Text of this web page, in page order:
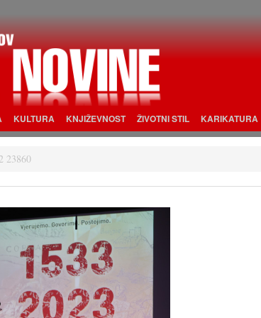
KULTURA KNJIŽEVNOST ŽIVOTNI STIL KARIKATURA
23860